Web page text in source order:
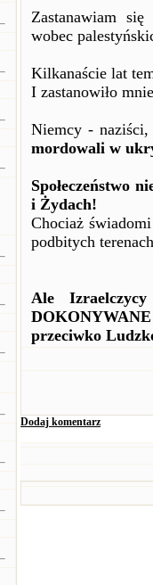
Zastanawiam
wobec
Kilkanaście lat
I zastanowiło
Niemcy -
mordowali w
Społeczeństwo
i Żydach!
Chociaż
podbitych
Ale
przeciwko
Dodaj komentarz